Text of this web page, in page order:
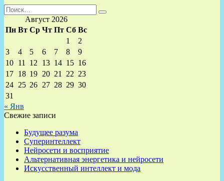
Search
for:
Август 2026
Пн Вт Ср Чт Пт Сб Вс
1
2
3
4 5 6 7 8
9
10 11 12 13 14 15 16
17 18 19 20 21 22 23
24 25 26 27 28 29 30
31
« Янв
Свежие записи
Будущее разума
Суперинтеллект
Нейросети и восприятие
Альтернативная энергетика и нейросети
Искусственный интеллект и мода